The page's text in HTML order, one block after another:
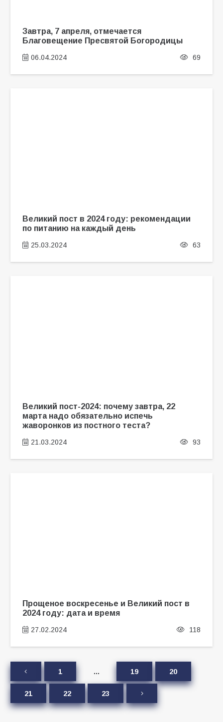
Завтра, 7 апреля, отмечается
Благовещение Пресвятой Богородицы
06.04.2024 69
Великий пост в 2024 году: рекомендации
по питанию на каждый день
25.03.2024 63
Великий пост-2024: почему завтра, 22
марта надо обязательно испечь
жаворонков из постного теста?
21.03.2024 93
Прощеное воскресенье и Великий пост в
2024 году: дата и время
27.02.2024 118
1 … 19 20
21 22 23